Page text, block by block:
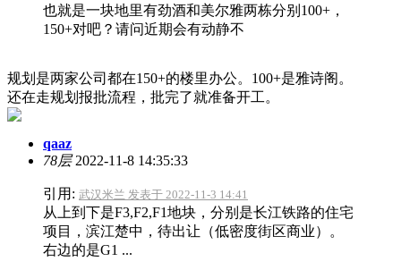
也就是一块地里有劲酒和美尔雅两栋分别100+，
150+对吧？请问近期会有动静不
规划是两家公司都在150+的楼里办公。100+是雅诗阁。
还在走规划报批流程，批完了就准备开工。
qaaz
78层2022-11-8 14:35:33
引用: 武汉米兰 发表于 2022-11-3 14:41
从上到下是F3,F2,F1地块，分别是长江铁路的住宅
项目，滨江楚中，待出让（低密度街区商业）。
右边的是G1 ...